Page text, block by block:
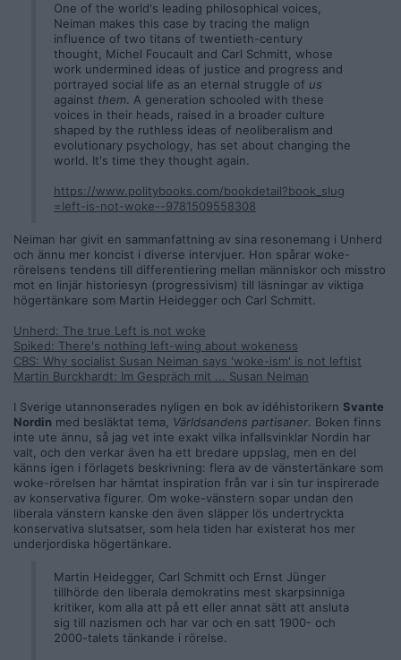
One of the world's leading philosophical voices,
Neiman makes this case by tracing the malign
influence of two titans of twentieth-century
thought, Michel Foucault and Carl Schmitt, whose
work undermined ideas of justice and progress and
portrayed social life as an eternal struggle of us
against them. A generation schooled with these
voices in their heads, raised in a broader culture
shaped by the ruthless ideas of neoliberalism and
evolutionary psychology, has set about changing the
world. It's time they thought again.
https://www.politybooks.com/bookdetail?book_slug
=left-is-not-woke--9781509558308
Neiman har givit en sammanfattning av sina resonemang i Unherd
och ännu mer koncist i diverse intervjuer. Hon spårar woke-
rörelsens tendens till differentiering mellan människor och misstro
mot en linjär historiesyn (progressivism) till läsningar av viktiga
högertänkare som Martin Heidegger och Carl Schmitt.
Unherd: The true Left is not woke
Spiked: There's nothing left-wing about wokeness
CBS: Why socialist Susan Neiman says 'woke-ism' is not leftist
Martin Burckhardt: Im Gespräch mit ... Susan Neiman
I Sverige utannonserades nyligen en bok av idéhistorikern Svante
Nordin med besläktat tema, Världsandens partisaner. Boken finns
inte ute ännu, så jag vet inte exakt vilka infallsvinklar Nordin har
valt, och den verkar även ha ett bredare uppslag, men en del
känns igen i förlagets beskrivning: flera av de vänstertänkare som
woke-rörelsen har hämtat inspiration från var i sin tur inspirerade
av konservativa figurer. Om woke-vänstern sopar undan den
liberala vänstern kanske den även släpper lös undertryckta
konservativa slutsatser, som hela tiden har existerat hos mer
underjordiska högertänkare.
Martin Heidegger, Carl Schmitt och Ernst Jünger
tillhörde den liberala demokratins mest skarpsinniga
kritiker, kom alla att på ett eller annat sätt att ansluta
sig till nazismen och har var och en satt 1900- och
2000-talets tänkande i rörelse.